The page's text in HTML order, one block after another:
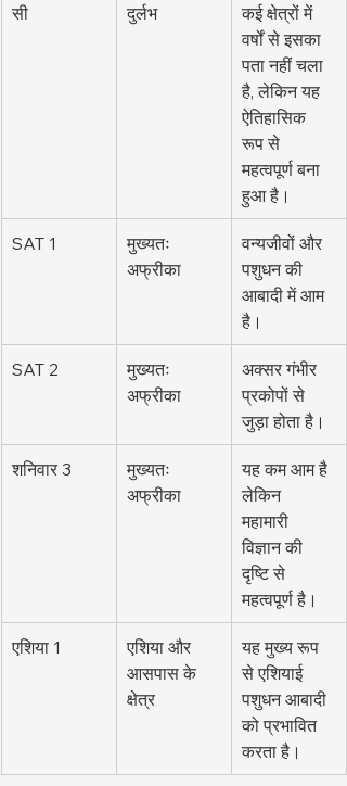
सी दुर्लभ
कई क्षेत्रों में
वर्षों से इसका
पता नहीं चला
है, लेकिन यह
ऐतिहासिक
रूप से
महत्वपूर्ण बना
हुआ है।
SAT 1
मुख्यतः
अफ्रीका
वन्यजीवों और
पशुधन की
आबादी में आम
है।
SAT 2
मुख्यतः
अफ्रीका
अक्सर गंभीर
प्रकोपों से
जुड़ा होता है।
शनिवार 3
मुख्यतः
अफ्रीका
यह कम आम है
लेकिन
महामारी
विज्ञान की
दृष्टि से
महत्वपूर्ण है।
एशिया 1
एशिया और
आसपास के
क्षेत्र
यह मुख्य रूप
से एशियाई
पशुधन आबादी
को प्रभावित
करता है।